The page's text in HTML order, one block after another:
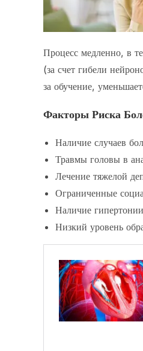
Процесс медленно, в
(за счет гибели
за обучение,
Факторы Риска
Наличие случаев
Травмы головы в
Лечение тяжелой
Ограниченные
Наличие
Низкий уровень